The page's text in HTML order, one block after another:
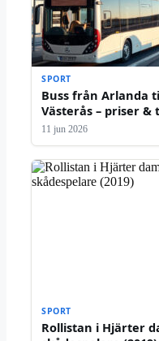
SPORT
Buss från Arlanda
Västerås – priser &
11 jun 2026
SPORT
Rollistan i Hjärter